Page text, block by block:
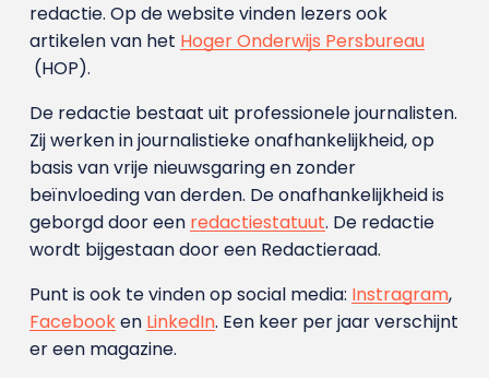
redactie. Op de website vinden lezers ook
artikelen van het Hoger Onderwijs Persbureau
(HOP).
De redactie bestaat uit professionele journalisten.
Zij werken in journalistieke onafhankelijkheid, op
basis van vrije nieuwsgaring en zonder
beïnvloeding van derden. De onafhankelijkheid is
geborgd door een redactiestatuut. De redactie
wordt bijgestaan door een Redactieraad.
Punt is ook te vinden op social media: Instragram,
Facebooken LinkedIn. Een keer per jaar verschijnt
er een magazine.